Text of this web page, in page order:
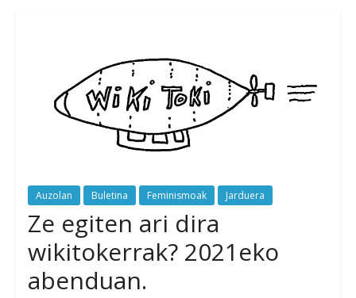
Auzolan Buletina Feminismoak Jarduera
Ze egiten ari dira
wikitokerrak? 2021eko
abenduan.